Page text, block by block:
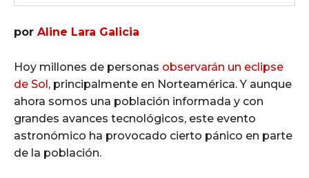
por Aline Lara Galicia
Hoy millones de personas observarán un eclipse
de Sol, principalmente en Norteamérica. Y aunque
ahora somos una población informada y con
grandes avances tecnológicos, este evento
astronómico ha provocado cierto pánico en parte
de la población.